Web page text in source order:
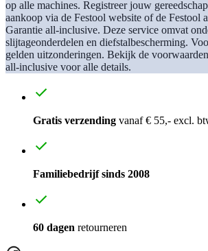
op alle machines. Registreer jouw
aankoop via de Festool website of de Festool
Garantie all-inclusive. Deze service omvat
slijtageonderdelen en diefstalbescherming.
gelden uitzonderingen. Bekijk de
all-inclusive voor alle details.
Gratis verzending vanaf € 55,- excl.
Familiebedrijf sinds 2008
60 dagen retourneren